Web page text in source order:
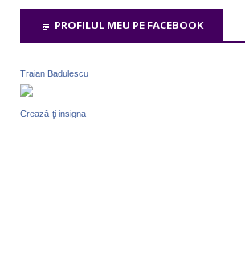
PROFILUL MEU PE FACEBOOK
Traian Badulescu
Crează-ţi insigna